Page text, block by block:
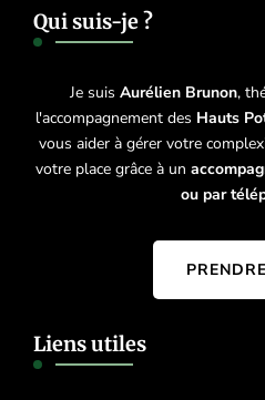
Qui suis-je ?
Je suis Aurélien Brunon,
l'accompagnement des Hauts
vous aider à gérer votre
votre place grâce à un
ou par
Liens utiles